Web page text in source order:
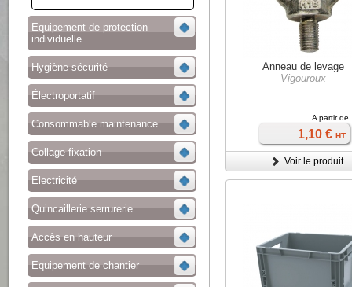
Equipement de protection
individuelle
Hygiène sécurité
Électroportatif
Consommable maintenance
Collage fixation
Electricité
Quincaillerie serrurerie
Accès en hauteur
Equipement de chantier
Anneau de levage
Vigouroux
A partir de
1,10 € HT
Voir le produit